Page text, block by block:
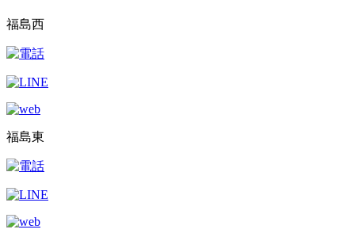
福島西
福島東